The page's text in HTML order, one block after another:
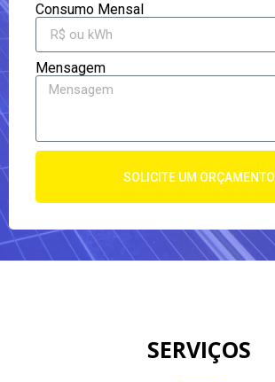
Consumo Mensal
Mensagem
SOLICITE UM ORÇAMENTO
SERVIÇOS